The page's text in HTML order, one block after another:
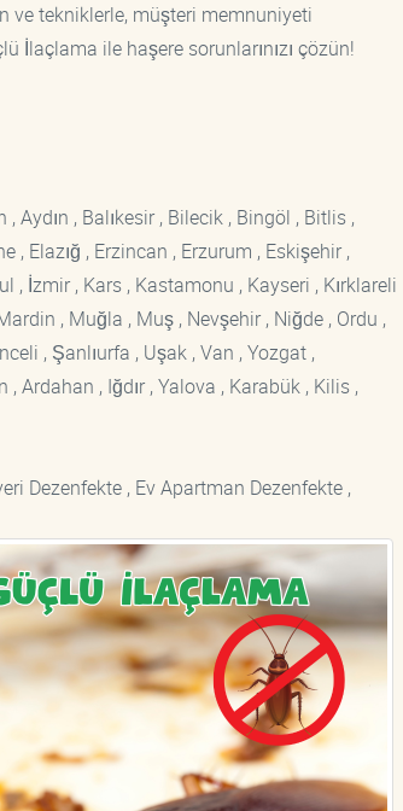
ve tekniklerle, müşteri memnuniyeti
İlaçlama ile haşere sorunlarınızı çözün!
Aydın , Balıkesir , Bilecik , Bingöl , Bitlis ,
, Elazığ , Erzincan , Erzurum , Eskişehir ,
, İzmir , Kars , Kastamonu , Kayseri , Kırklareli
, Muğla , Muş , Nevşehir , Niğde , Ordu ,
, Şanlıurfa , Uşak , Van , Yozgat ,
Ardahan , Iğdır , Yalova , Karabük , Kilis ,
Dezenfekte , Ev Apartman Dezenfekte ,